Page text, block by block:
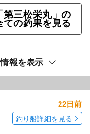
第三松栄丸」の
ての釣果を見る
報を表示
22日前
釣り船詳細を見る